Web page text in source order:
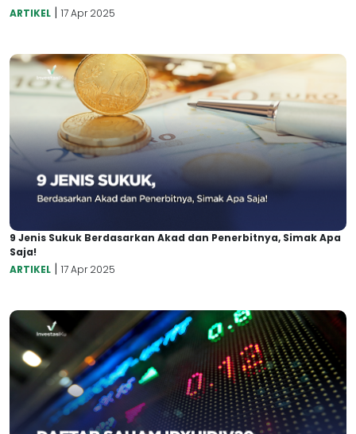
ARTIKEL | 17 Apr 2025
9 Jenis Sukuk Berdasarkan Akad dan Penerbitnya, Simak Apa
Saja!
ARTIKEL | 17 Apr 2025